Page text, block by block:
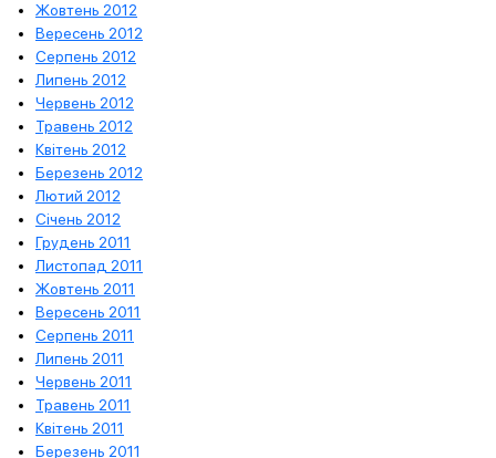
Жовтень 2012
Вересень 2012
Серпень 2012
Липень 2012
Червень 2012
Травень 2012
Квітень 2012
Березень 2012
Лютий 2012
Січень 2012
Грудень 2011
Листопад 2011
Жовтень 2011
Вересень 2011
Серпень 2011
Липень 2011
Червень 2011
Травень 2011
Квітень 2011
Березень 2011